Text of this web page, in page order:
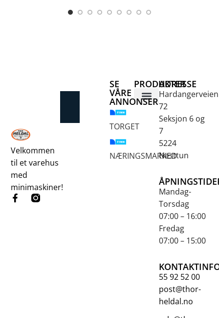
Velkommen
til et varehus
med
minimaskiner!
ADRESSE
Hardangerveien
72
Seksjon 6 og
7
5224
Nesttun
Mandag-
Torsdag
07:00 – 16:00
Fredag
07:00 – 15:00
55 92 52 00
post@thor-
heldal.no
PRODUKTER
SE
VÅRE
ANNONSER
TORGET
NÆRINGSMARKED